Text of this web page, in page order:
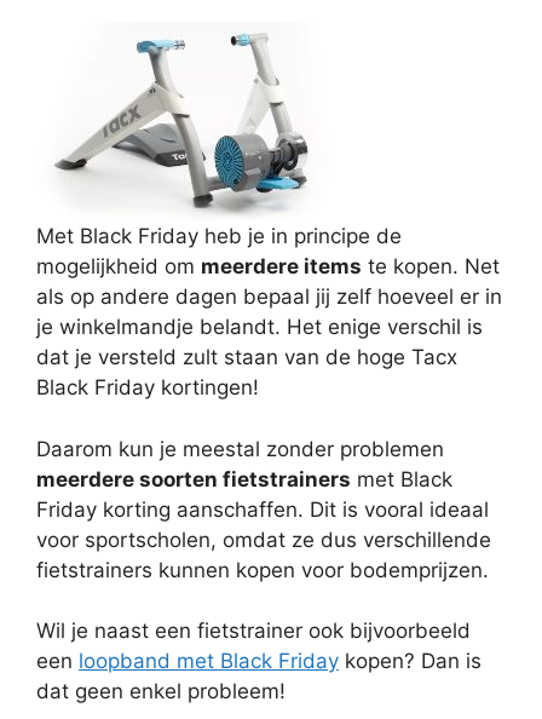
Met Black Friday heb je in principe de
mogelijkheid om meerdere items te kopen. Net
als op andere dagen bepaal jij zelf hoeveel er in
je winkelmandje belandt. Het enige verschil is
dat je versteld zult staan van de hoge Tacx
Black Friday kortingen!
Daarom kun je meestal zonder problemen
meerdere soorten fietstrainers met Black
Friday korting aanschaffen. Dit is vooral ideaal
voor sportscholen, omdat ze dus verschillende
fietstrainers kunnen kopen voor bodemprijzen.
Wil je naast een fietstrainer ook bijvoorbeeld
een loopband met Black Friday kopen? Dan is
dat geen enkel probleem!